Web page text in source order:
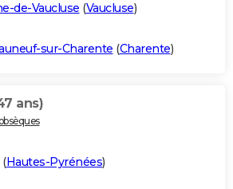
de-Vaucluse (Vaucluse)
sur-Charente (Charente)
ans)
(Hautes-Pyrénées)